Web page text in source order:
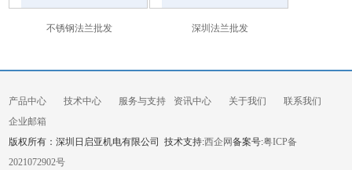
不锈钢法兰批发 深圳法兰批发
产品中心 技术中心 服务与支持 资讯中心 关于我们
联系我们
企业邮箱
版权所有：深圳日启亚机电有限公司 技术支持:西企网备案号:粤ICP备
2021072902号